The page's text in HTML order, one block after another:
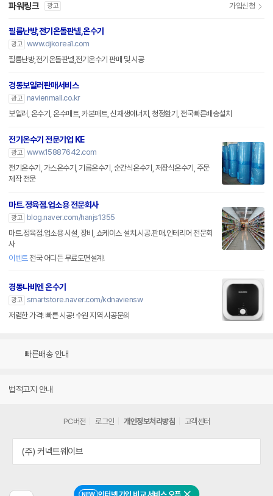
NEW 인터넷 가입 비교 서비스 오픈
파워링크 광고 가입신청
필름난방,전기온돌판넬,온수기
광고 www.djkorea1.com
필름난방,전기온돌판넬,전기온수기 판매 및 시공
경동보일러판매서비스
광고
navienmall.co.kr
보일러, 온수기, 온수매트, 카본매트, 신재생에너지, 청정환기, 전국빠른배송설치
전기온수기 전문기업 KE
광고 www.15887642.com
전기온수기, 가스온수기, 기름온수기, 순간식온수기, 저장식온수기, 주문
제작 전문
마트.정육점.업소용 전문회사
광고
blog.naver.com/hanjs1355
마트.정육점.업소용 시설, 장비, 쇼케이스 설치.시공.판매.인테리어 전문회
사
이벤트전국 어디든 무료도면설계!
경동나비엔 온수기
광고 smartstore.naver.com/kdnaviensw
저렴한 가격! 빠른 시공! 수원 지역 시공문의
빠른배송 안내
법적고지 안내
PC버전 로그인 개인정보처리방침 고객센터
(주) 커넥트웨이브